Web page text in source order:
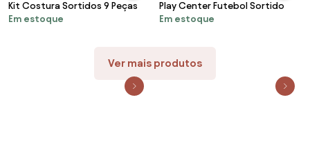
Kit Costura Sortidos 9 Peças
Em estoque
Play Center Futebol Sortido
Em estoque
Ver mais produtos